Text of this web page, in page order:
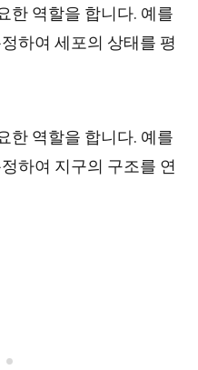
한 역할을 합니다. 예를
하여 세포의 상태를 평
한 역할을 합니다. 예를
하여 지구의 구조를 연